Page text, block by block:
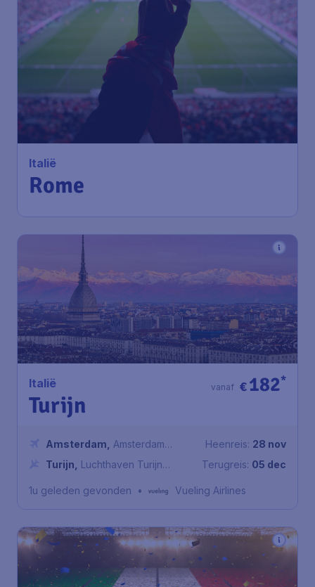
Italië
Rome
€153*
vanaf
Schiphol
Fiumicino
Italië
Turijn
€182*
vanaf
Amsterdam
Amsterdam
Airport Schiphol
Turijn
Luchthaven Turijn
Heenreis: 28 nov
Terugreis: 05 dec
1u geleden gevonden • Vueling Airlines